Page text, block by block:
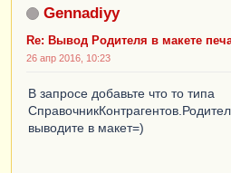
Gennadiyy
Re: Вывод Родителя в макете
26 апр 2016, 10:23
В запросе добавьте что то типа
выводите в макет=)